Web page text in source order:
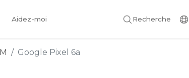
Aidez-moi Recherche
Google Pixel 6a